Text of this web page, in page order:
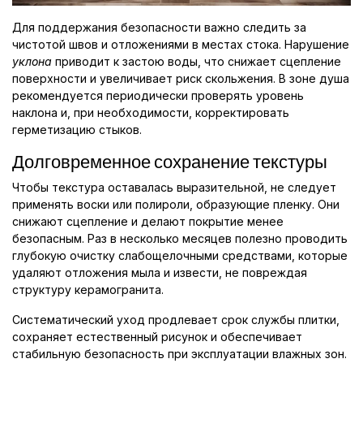
Для поддержания безопасности важно следить за
чистотой швов и отложениями в местах стока. Нарушение
уклона приводит к застою воды, что снижает сцепление
поверхности и увеличивает риск скольжения. В зоне душа
рекомендуется периодически проверять уровень
наклона и, при необходимости, корректировать
герметизацию стыков.
Долговременное сохранение текстуры
Чтобы текстура оставалась выразительной, не следует
применять воски или полироли, образующие пленку. Они
снижают сцепление и делают покрытие менее
безопасным. Раз в несколько месяцев полезно проводить
глубокую очистку слабощелочными средствами, которые
удаляют отложения мыла и извести, не повреждая
структуру керамогранита.
Систематический уход продлевает срок службы плитки,
сохраняет естественный рисунок и обеспечивает
стабильную безопасность при эксплуатации влажных зон.